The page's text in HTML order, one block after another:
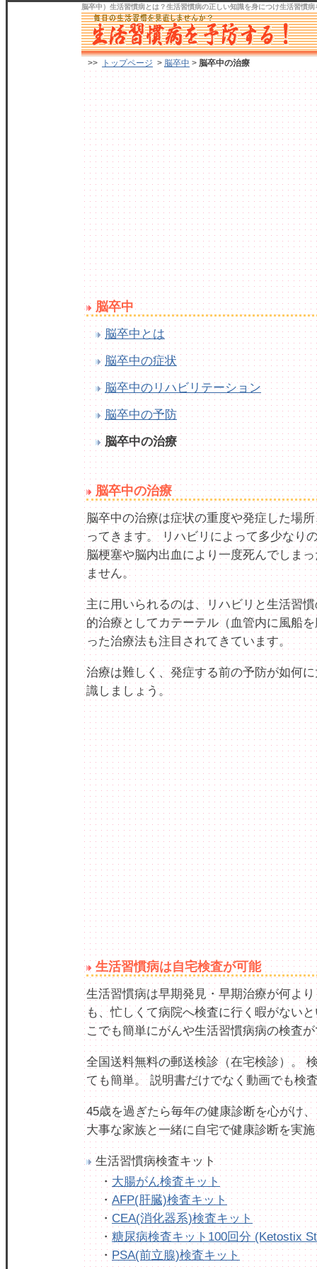
脳卒中）生活習慣病とは？生活習慣病の正しい知識を身につけ生活習慣病
>> トップページ > 脳卒中 > 脳卒中の治療
脳卒中
脳卒中とは
脳卒中の症状
脳卒中のリハビリテーション
脳卒中の予防
脳卒中の治療
脳卒中の治療
脳卒中の治療は症状の重度や発症した場
ってきます。 リハビリによって多少なり
脳梗塞や脳内出血により一度死んでしま
ません。
主に用いられるのは、リハビリと生活習
的治療としてカテーテル（血管内に風船
った治療法も注目されてきています。
治療は難しく、発症する前の予防が如何
識しましょう。
生活習慣病は自宅検査が可能
生活習慣病は早期発見・早期治療が何よ
も、忙しくて病院へ検査に行く暇がない
こでも簡単にがんや生活習慣病病の検査
全国送料無料の郵送検診（在宅検診）。
ても簡単。 説明書だけでなく動画でも検
45歳を過ぎたら毎年の健康診断を心がけ、
大事な家族と一緒に自宅で健康診断を実
生活習慣病検査キット
・ 大腸がん検査キット
・ AFP(肝臓)検査キット
・ CEA(消化器系)検査キット
・ 糖尿病検査キット100回分 (Ketostix
・ PSA(前立腺)検査キット